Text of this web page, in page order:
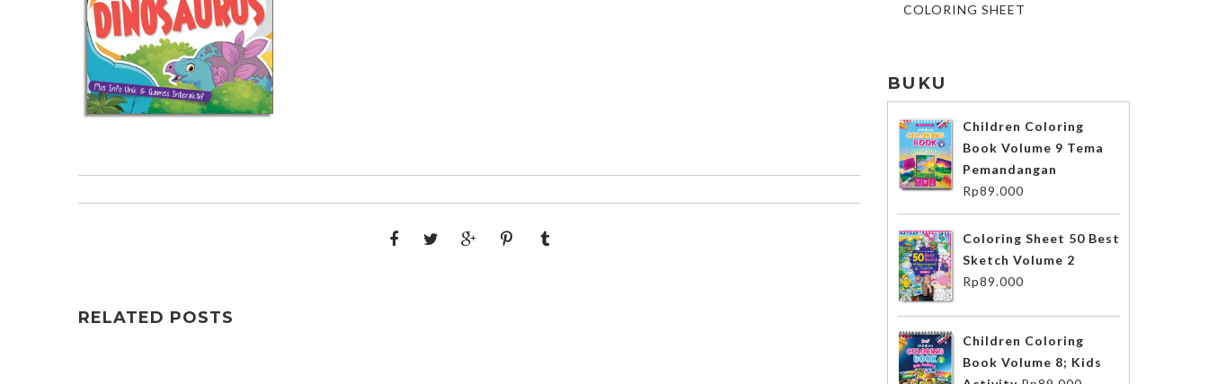
RELATED POSTS
COLORING SHEET
BUKU
Children Coloring
Book Volume 9 Tema
Pemandangan
Rp89.000
Coloring Sheet 50 Best
Sketch Volume 2
Rp89.000
Children Coloring
Book Volume 8; Kids